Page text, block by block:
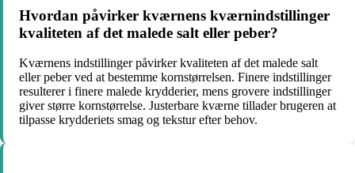
Hvordan påvirker kværnens kværnindstillinger
kvaliteten af det malede salt eller peber?
Kværnens indstillinger påvirker kvaliteten af det malede salt
eller peber ved at bestemme kornstørrelsen. Finere indstillinger
resulterer i finere malede krydderier, mens grovere indstillinger
giver større kornstørrelse. Justerbare kværne tillader brugeren at
tilpasse krydderiets smag og tekstur efter behov.